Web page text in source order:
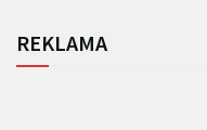
REKLAMA